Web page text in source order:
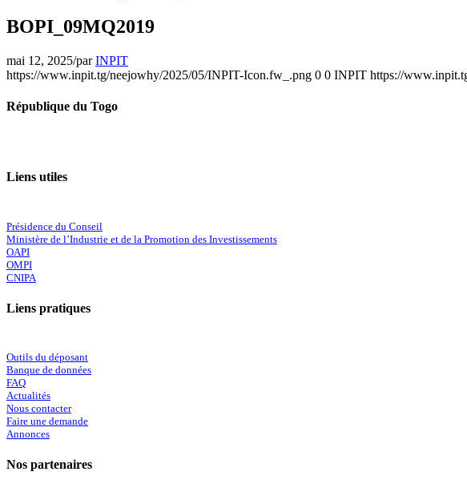
BOPI_09MQ2019
mai 12, 2025/parINPIT
https://www.inpit.tg/neejowhy/2025/05/INPIT-Icon.fw_.png 0 0 INPIT https://
République du Togo
Liens utiles
Présidence du Conseil
Ministère de l’Industrie et de la Promotion des Investissements
OAPI
OMPI
CNIPA
Liens pratiques
Outils du déposant
Banque de données
FAQ
Actualités
Nous contacter
Faire une demande
Annonces
Nos partenaires